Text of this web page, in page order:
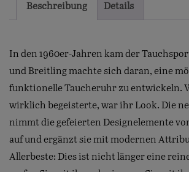
Beschreibung Details
In den 1960er-Jahren kam der
und Breitling machte sich daran, eine
funktionelle Taucheruhr zu entwickeln.
wirklich begeisterte, war ihr Look. Die
nimmt die gefeierten Designelemente
auf und ergänzt sie mit modernen
Allerbeste: Dies ist nicht länger eine reine